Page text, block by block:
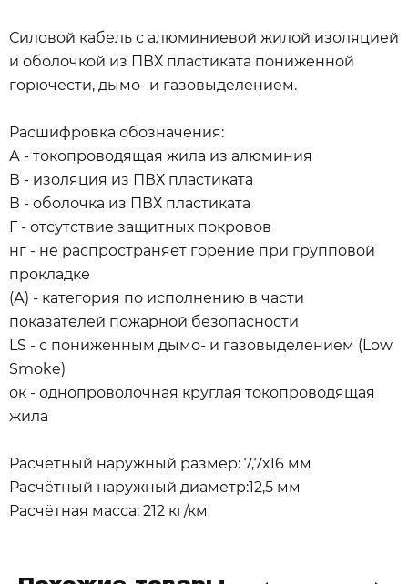
Силовой кабель с алюминиевой жилой изоляцией
и оболочкой из ПВХ пластиката пониженной
горючести, дымо- и газовыделением.
Расшифровка обозначения:
А - токопроводящая жила из алюминия
В - изоляция из ПВХ пластиката
В - оболочка из ПВХ пластиката
Г - отсутствие защитных покровов
нг - не распространяет горение при групповой
прокладке
(А) - категория по исполнению в части
показателей пожарной безопасности
LS - с пониженным дымо- и газовыделением (Low
Smoke)
ок - однопроволочная круглая токопроводящая
жила
Расчётный наружный размер: 7,7х16 мм
Расчётный наружный диаметр:12,5 мм
Расчётная масса: 212 кг/км